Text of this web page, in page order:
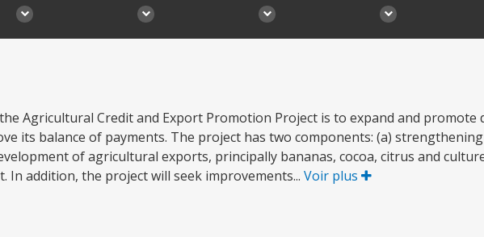
Agricultural Credit and Export Promotion Project is to expand and promote
its balance of payments. The project has two components: (a)
of agricultural exports, principally bananas, cocoa, citrus and
In addition, the project will seek improvements... Voir plus